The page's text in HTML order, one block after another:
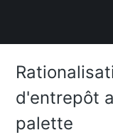
d'entrepôt
palette